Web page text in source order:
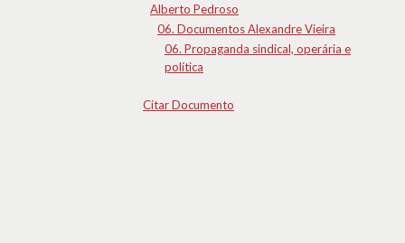
Alberto Pedroso
06. Documentos Alexandre Vieira
06. Propaganda sindical, operária e
política
Citar Documento